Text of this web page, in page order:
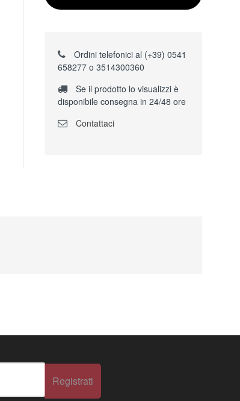
Ordini telefonici al (+39) 0541
658277 o 3514300360
Se il prodotto lo visualizzi è
disponibile consegna in 24/48 ore
Contattaci
Registrati